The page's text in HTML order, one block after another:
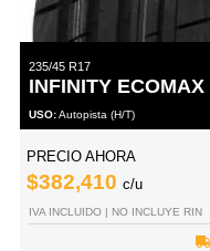
235/45 R17
INFINITY ECOMAX
USO:Autopista (H/T)
PRECIO AHORA
$382,410 c/u
IVA INCLUIDO | NO INCLUYE RIN